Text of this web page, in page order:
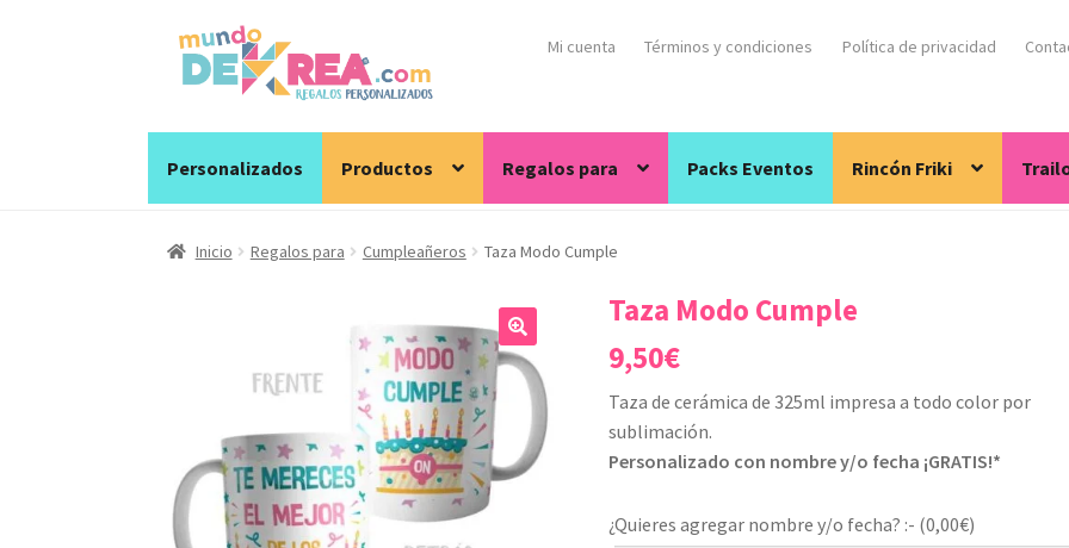
IrIr
contenido
Mi cuenta Términos y condiciones Política de privacidad
Personalizados Productos Regalos para Packs Eventos Rincón Friki
Inicio Regalos para Cumpleañeros Taza Modo Cumple
🔍
Taza Modo Cumple
9,50€
Taza de cerámica de 325ml impresa a todo color por
sublimación.
Personalizado con nombre y/o fecha ¡GRATIS!*
¿Quieres agregar nombre y/o fecha? :- (0,00€)